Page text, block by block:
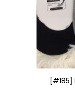
[#185]